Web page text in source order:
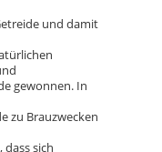
und damit
gewonnen. In
zu Brauzwecken
dass sich